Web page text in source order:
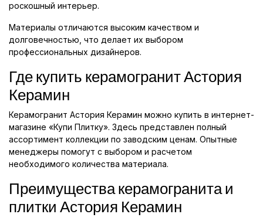
роскошный интерьер.
Материалы отличаются высоким качеством и
долговечностью, что делает их выбором
профессиональных дизайнеров.
Где купить керамогранит Астория
Керамин
Керамогранит Астория Керамин можно купить в интернет-
магазине «Купи Плитку». Здесь представлен полный
ассортимент коллекции по заводским ценам. Опытные
менеджеры помогут с выбором и расчетом
необходимого количества материала.
Преимущества керамогранита и
плитки Астория Керамин